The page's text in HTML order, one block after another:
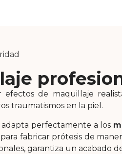
efectos de maquillaje
traumatismos en la piel.
adapta perfectamente a los
fabricar prótesis de
garantiza un acabado